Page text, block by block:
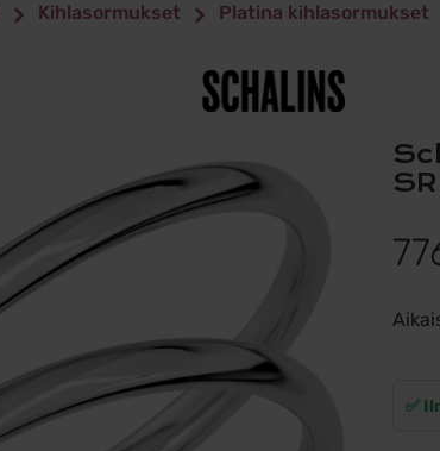
Kihlasormukset Platina kihlasormukset
Schalins Kihlasormus Platina 2mm
✅